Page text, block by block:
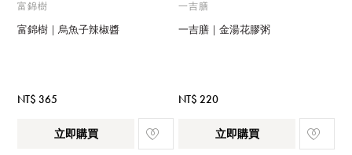
富錦樹
富錦樹｜烏魚子辣椒醬
NT$ 365
立即購買
一吉膳
一吉膳｜金湯花膠粥
NT$ 220
立即購買